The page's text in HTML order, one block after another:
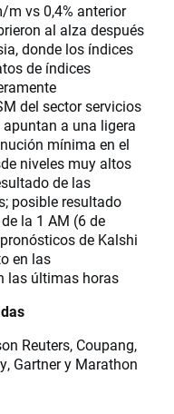
m vs 0,4% anterior
al alza después
donde los índices
de índices
del sector servicios
apuntan a una ligera
mínima en el
niveles muy altos
de las
posible resultado
la 1 AM (6 de
de Kalshi
en las
las últimas horas
Reuters, Coupang,
Gartner y Marathon